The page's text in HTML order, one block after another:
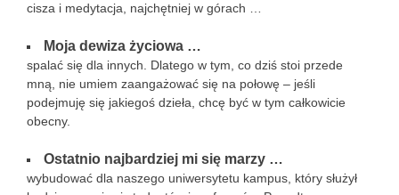
cisza i medytacja, najchętniej w górach …
Moja dewiza życiowa …
spalać się dla innych. Dlatego w tym, co dziś stoi przede
mną, nie umiem zaangażować się na połowę – jeśli
podejmuję się jakiegoś dzieła, chcę być w tym całkowicie
obecny.
Ostatnio najbardziej mi się marzy …
wybudować dla naszego uniwersytetu kampus, który służył